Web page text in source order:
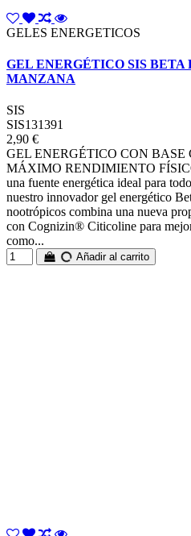
GELES ENERGETICOS
GEL ENERGÉTICO SIS BETA
MANZANA
SIS
SIS131391
2,90 €
GEL ENERGÉTICO CON
MÁXIMO RENDIMIENTO
una fuente energética ideal para
nuestro innovador gel energético
nootrópicos combina una nueva
con Cognizin® Citicoline para
como...
Añadir al carrito